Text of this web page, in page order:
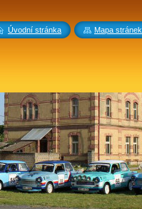
Úvodní stránka Mapa stránek